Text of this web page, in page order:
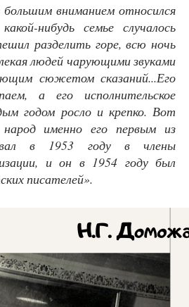
вниманием относился
нибудь семье случалось
разделить горе, всю ночь
людей чарующими звуками
сюжетом сказаний...Его
а его исполнительское
годом росло и крепко. Вот
народ именно его первым из
в 1953 году в члены
и он в 1954 году был
писателей».